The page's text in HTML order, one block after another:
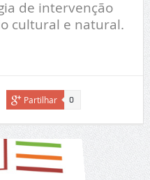
de intervenção
cultural e natural.
Partilhar 0